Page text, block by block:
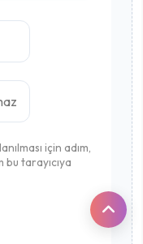
için adım,
tarayıcıya